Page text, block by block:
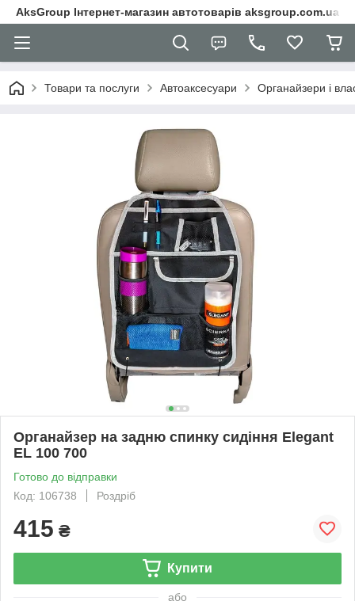
AksGroup Інтернет-магазин автотоварів aksgroup.com.ua
Товари та послуги Автоаксесуари Органайзери і
Органайзер на задню спинку сидіння Elegant
EL 100 700
Готово до відправки
Код: 106738
Роздріб
415 ₴
Купити
або